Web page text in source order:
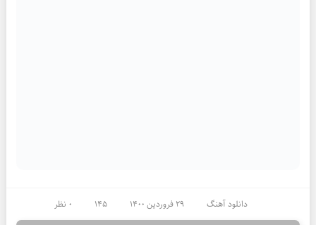
دانلود آهنگ 29 فروردین 1400 145 0 نظر